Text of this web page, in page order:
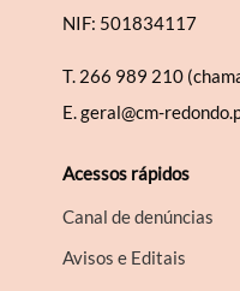
NIF: 501834117
T. 266 989 210
E.geral@cm-
Acessos rápidos
Canal de denúncias
Avisos e Editais